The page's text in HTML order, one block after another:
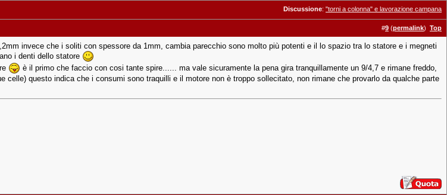
Discussione: "torni a colonna" e lavorazione campana
#9 (permalink) Top
invece che i soliti con spessore da 1mm, cambia parecchio sono molto più potenti e il lo spazio tra lo statore e i megneti
i denti dello statore
è il primo che faccio con cosi tante spire...... ma vale sicuramente la pena gira tranquillamente un 9/4,7 e rimane freddo,
celle) questo indica che i consumi sono traquilli e il motore non è troppo sollecitato, non rimane che provarlo da qualche parte